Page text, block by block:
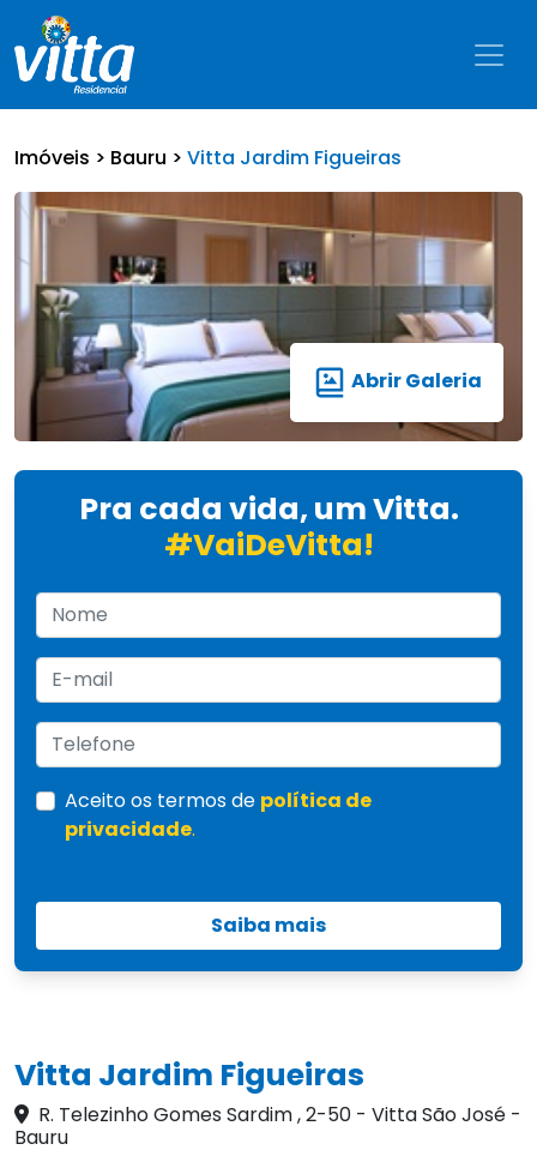
Imóveis > Bauru > Vitta Jardim Figueiras
Abrir Galeria
Vitta Jardim Figueiras
R. Telezinho Gomes Sardim , 2-50 - Vitta São José -
Bauru
Pra cada vida, um Vitta.
#VaiDeVitta!
Aceito os termos de política de
privacidade.
Saiba mais